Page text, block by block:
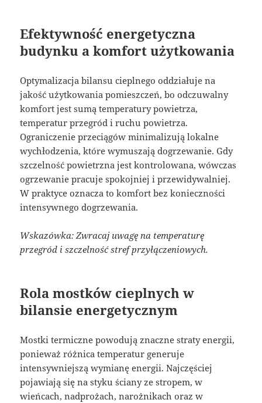
Efektywność energetyczna
budynku a komfort użytkowania
Optymalizacja bilansu cieplnego oddziałuje na
jakość użytkowania pomieszczeń, bo odczuwalny
komfort jest sumą temperatury powietrza,
temperatur przegród i ruchu powietrza.
Ograniczenie przeciągów minimalizują lokalne
wychłodzenia, które wymuszają dogrzewanie. Gdy
szczelność powietrzna jest kontrolowana, wówczas
ogrzewanie pracuje spokojniej i przewidywalniej.
W praktyce oznacza to komfort bez konieczności
intensywnego dogrzewania.
Wskazówka: Zwracaj uwagę na temperaturę
przegród i szczelność stref przyłączeniowych.
Rola mostków cieplnych w
bilansie energetycznym
Mostki termiczne powodują znaczne straty energii,
ponieważ różnica temperatur generuje
intensywniejszą wymianę energii. Najczęściej
pojawiają się na styku ściany ze stropem, w
wieńcach, nadprożach, narożnikach oraz w